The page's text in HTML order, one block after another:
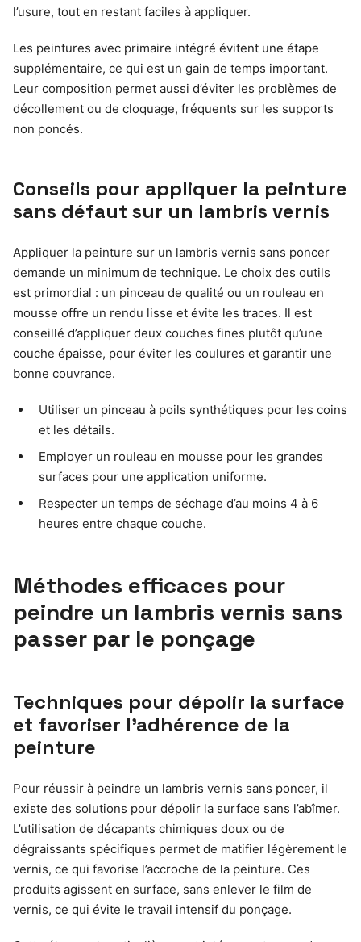
l’usure, tout en restant faciles à appliquer.
Les peintures avec primaire intégré évitent une étape
supplémentaire, ce qui est un gain de temps important.
Leur composition permet aussi d’éviter les problèmes de
décollement ou de cloquage, fréquents sur les supports
non poncés.
Conseils pour appliquer la peinture
sans défaut sur un lambris vernis
Appliquer la peinture sur un lambris vernis sans poncer
demande un minimum de technique. Le choix des outils
est primordial : un pinceau de qualité ou un rouleau en
mousse offre un rendu lisse et évite les traces. Il est
conseillé d’appliquer deux couches fines plutôt qu’une
couche épaisse, pour éviter les coulures et garantir une
bonne couvrance.
Utiliser un pinceau à poils synthétiques pour les coins
et les détails.
Employer un rouleau en mousse pour les grandes
surfaces pour une application uniforme.
Respecter un temps de séchage d’au moins 4 à 6
heures entre chaque couche.
Méthodes efficaces pour
peindre un lambris vernis sans
passer par le ponçage
Techniques pour dépolir la surface
et favoriser l’adhérence de la
peinture
Pour réussir à peindre un lambris vernis sans poncer, il
existe des solutions pour dépolir la surface sans l’abîmer.
L’utilisation de décapants chimiques doux ou de
dégraissants spécifiques permet de matifier légèrement le
vernis, ce qui favorise l’accroche de la peinture. Ces
produits agissent en surface, sans enlever le film de
vernis, ce qui évite le travail intensif du ponçage.